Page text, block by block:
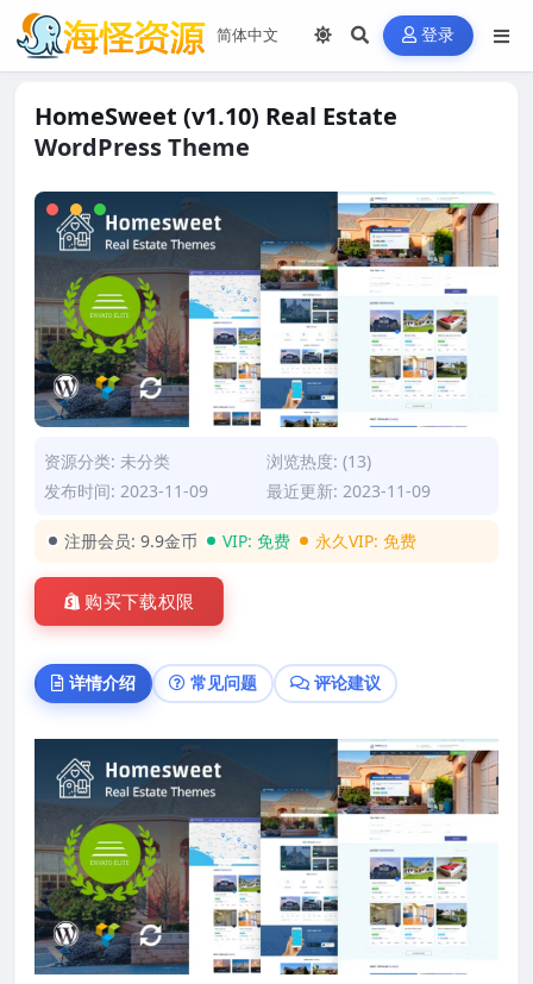
登录
HomeSweet (v1.10) Real Estate
WordPress Theme
资源分类: 未分类
浏览热度: (13)
发布时间: 2023-11-09
最近更新: 2023-11-09
注册会员: 9.9金币 VIP: 免费 永久VIP: 免费
购买下载权限
详情介绍 常见问题 评论建议